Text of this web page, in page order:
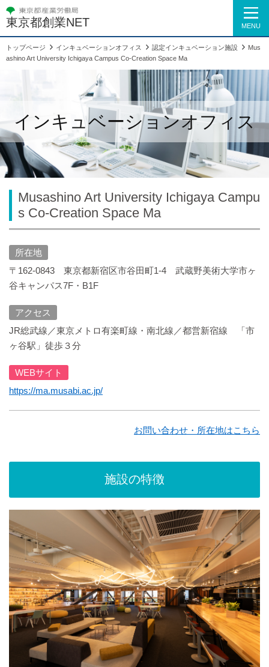
東京都創業NET MENU
トップページ インキュベーションオフィス 認定インキュベーション施設
Mus
ashino Art University Ichigaya Campus Co-Creation Space Ma
インキュベーションオフィス
Musashino Art University Ichigaya Campu
s Co-Creation Space Ma
所在地
〒162-0843 東京都新宿区市⾕⽥町1-4 武蔵野美術大学市ヶ
谷キャンパス7F・B1F
アクセス
JR総武線／東京メトロ有楽町線・南北線／都営新宿線 「市
ヶ谷駅」徒歩３分
WEBサイト
https://ma.musabi.ac.jp/
お問い合わせ・所在地はこちら
施設の特徴